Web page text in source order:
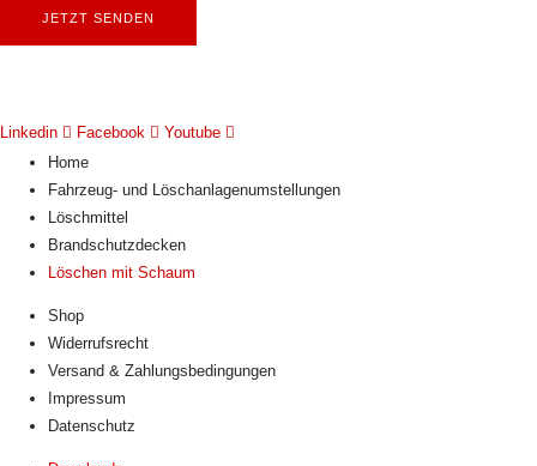
JETZT SENDEN
Linkedin Facebook
Youtube
Home
Fahrzeug- und Löschanlagenumstellungen
Löschmittel
Brandschutzdecken
Löschen mit Schaum
Shop
Widerrufsrecht
Versand & Zahlungsbedingungen
Impressum
Datenschutz